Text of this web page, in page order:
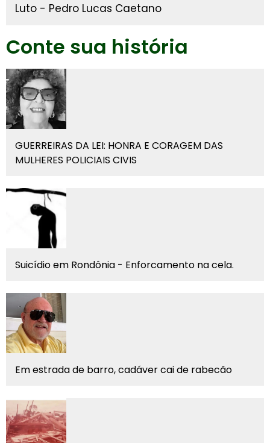
Luto - Pedro Lucas Caetano
Conte sua história
GUERREIRAS DA LEI: HONRA E CORAGEM DAS
MULHERES POLICIAIS CIVIS
Suicídio em Rondônia - Enforcamento na cela.
Em estrada de barro, cadáver cai de rabecão